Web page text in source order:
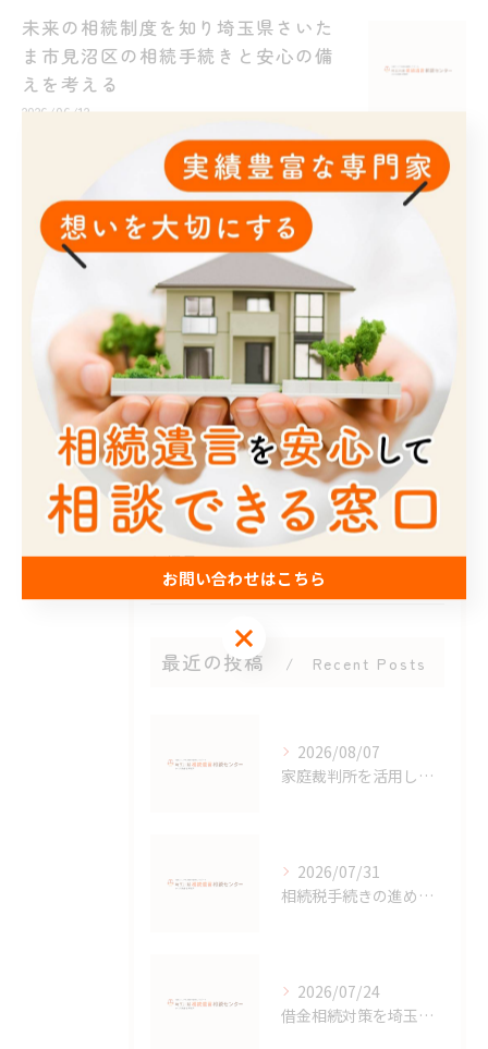
未来の相続制度を知り埼玉県さいた
ま市見沼区の相続手続きと安心の備
えを考える
2026/06/12
相続で考える利便性の高い対策を生
活動線や使い方ごとにやさしく解説
2026/06/05
1 2
カテゴリー Categories
全てのカテゴリー
遺言
最近の投稿 Recent Posts
2026/08/07
家庭裁判所を活用した埼玉県羽生市の相続手続きと窓口案内まとめ
2026/07/31
相続税手続きの進め方と費用相場や必要書類を分かりやすく解説
2026/07/24
借金相続対策を埼玉県鶴ヶ島市で安心して進めるための実践ポイントと相談の流れ
お問い合わせはこちら
お問い合わせはこちら